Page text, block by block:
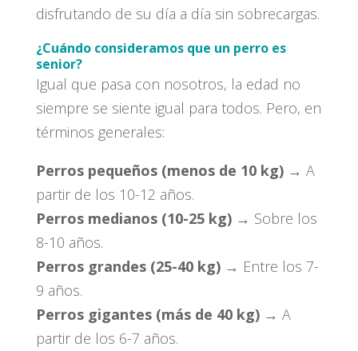
disfrutando de su día a día sin sobrecargas.
¿Cuándo consideramos que un perro es
senior?
Igual que pasa con nosotros, la edad no
siempre se siente igual para todos. Pero, en
términos generales:
Perros pequeños (menos de 10 kg)→ A
partir de los 10-12 años.
Perros medianos (10-25 kg)→ Sobre los
8-10 años.
Perros grandes (25-40 kg)→ Entre los 7-
9 años.
Perros gigantes (más de 40 kg)→ A
partir de los 6-7 años.